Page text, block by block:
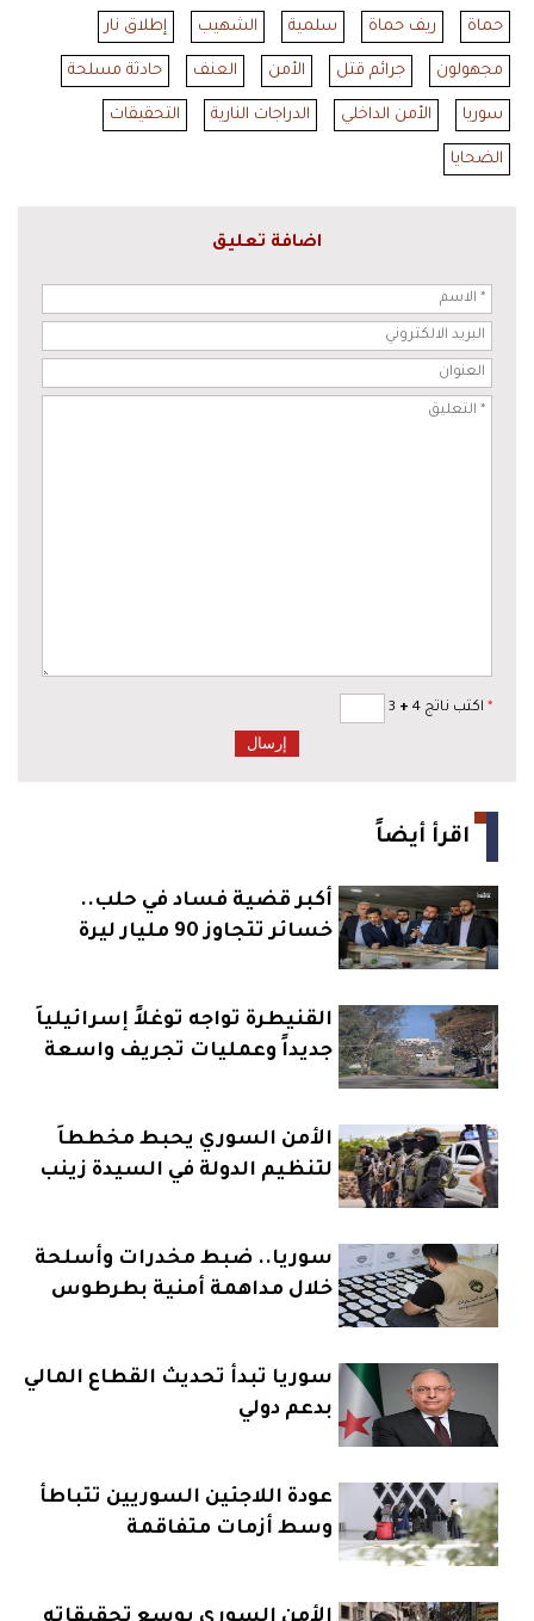
حماة ريف حماة سلمية الشهيب إطلاق نار
مجهولون جرائم قتل الأمن العنف حادثة مسلحة
سوريا الأمن الداخلي الدراجات النارية التحقيقات
الضحايا
اضافة تعليق
* اكتب ناتج 4 +
اقرأ أيضاً
أكبر قضية فساد في حلب..
خسائر تتجاوز 90 مليار ليرة
القنيطرة تواجه توغلاً إسرائيلياً
جديداً وعمليات تجريف واسعة
الأمن السوري يحبط مخططاً
لتنظيم الدولة في السيدة زينب
سوريا.. ضبط مخدرات وأسلحة
خلال مداهمة أمنية بطرطوس
سوريا تبدأ تحديث القطاع المالي
بدعم دولي
عودة اللاجئين السوريين تتباطأ
وسط أزمات متفاقمة